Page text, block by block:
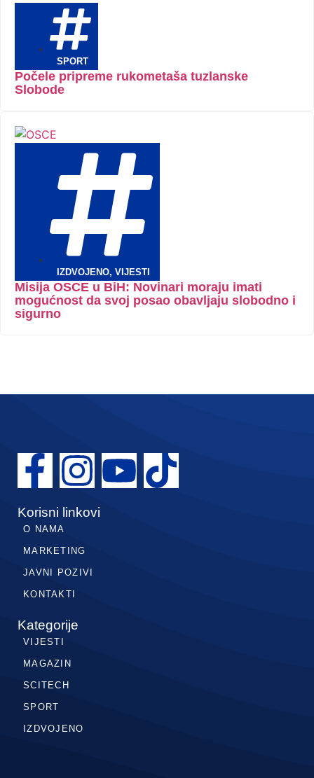
SPORT
Počele pripreme rukometaša tuzlanske
Slobode
IZDVOJENO, VIJESTI
Misija OSCE u BiH: Novinari moraju imati
mogućnost da svoj posao obavljaju slobodno i
sigurno
Korisni linkovi
O NAMA
MARKETING
JAVNI POZIVI
KONTAKTI
Kategorije
VIJESTI
MAGAZIN
SCITECH
SPORT
IZDVOJENO